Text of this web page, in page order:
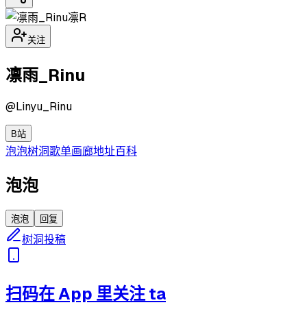
凛R
关注
凛雨_Rinu
@Linyu_Rinu
B站
泡泡树洞歌单画廊地址百科
泡泡
泡泡 回复
树洞投稿
扫码在 App 里关注 ta